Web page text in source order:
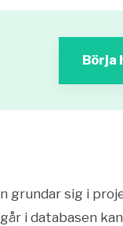
Börja
sig i
i databasen